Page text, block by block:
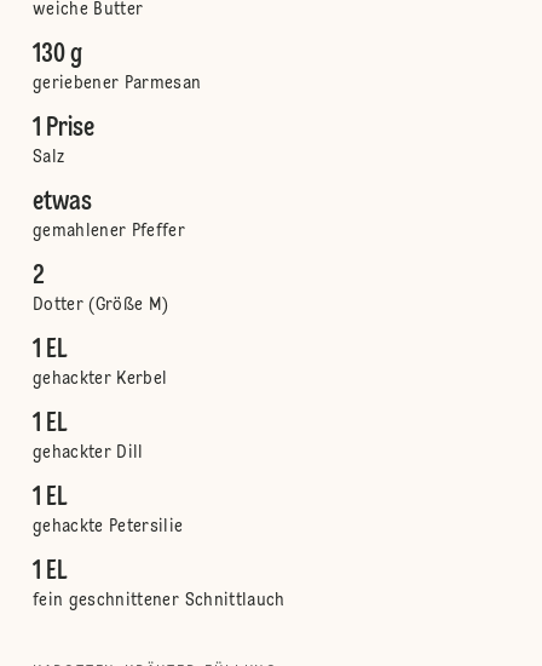
weiche Butter
130 g
geriebener Parmesan
1 Prise
Salz
etwas
gemahlener Pfeffer
2
Dotter (Größe M)
1 EL
gehackter Kerbel
1 EL
gehackter Dill
1 EL
gehackte Petersilie
1 EL
fein geschnittener Schnittlauch